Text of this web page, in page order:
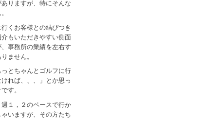
りますが、特にそんな
くお客様との結びつき
もいただきやすい側面
事務所の業績を左右す
ません。
とちゃんとゴルフに行
れば、、、」とか思っ
す。
１，２のペースで行か
いますが、その方たち